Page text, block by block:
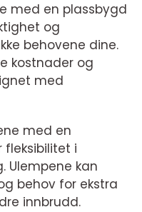
med en plassbygd
og
behovene dine.
kostnader og
med
med en
i
Ulempene kan
behov for ekstra
innbrudd.